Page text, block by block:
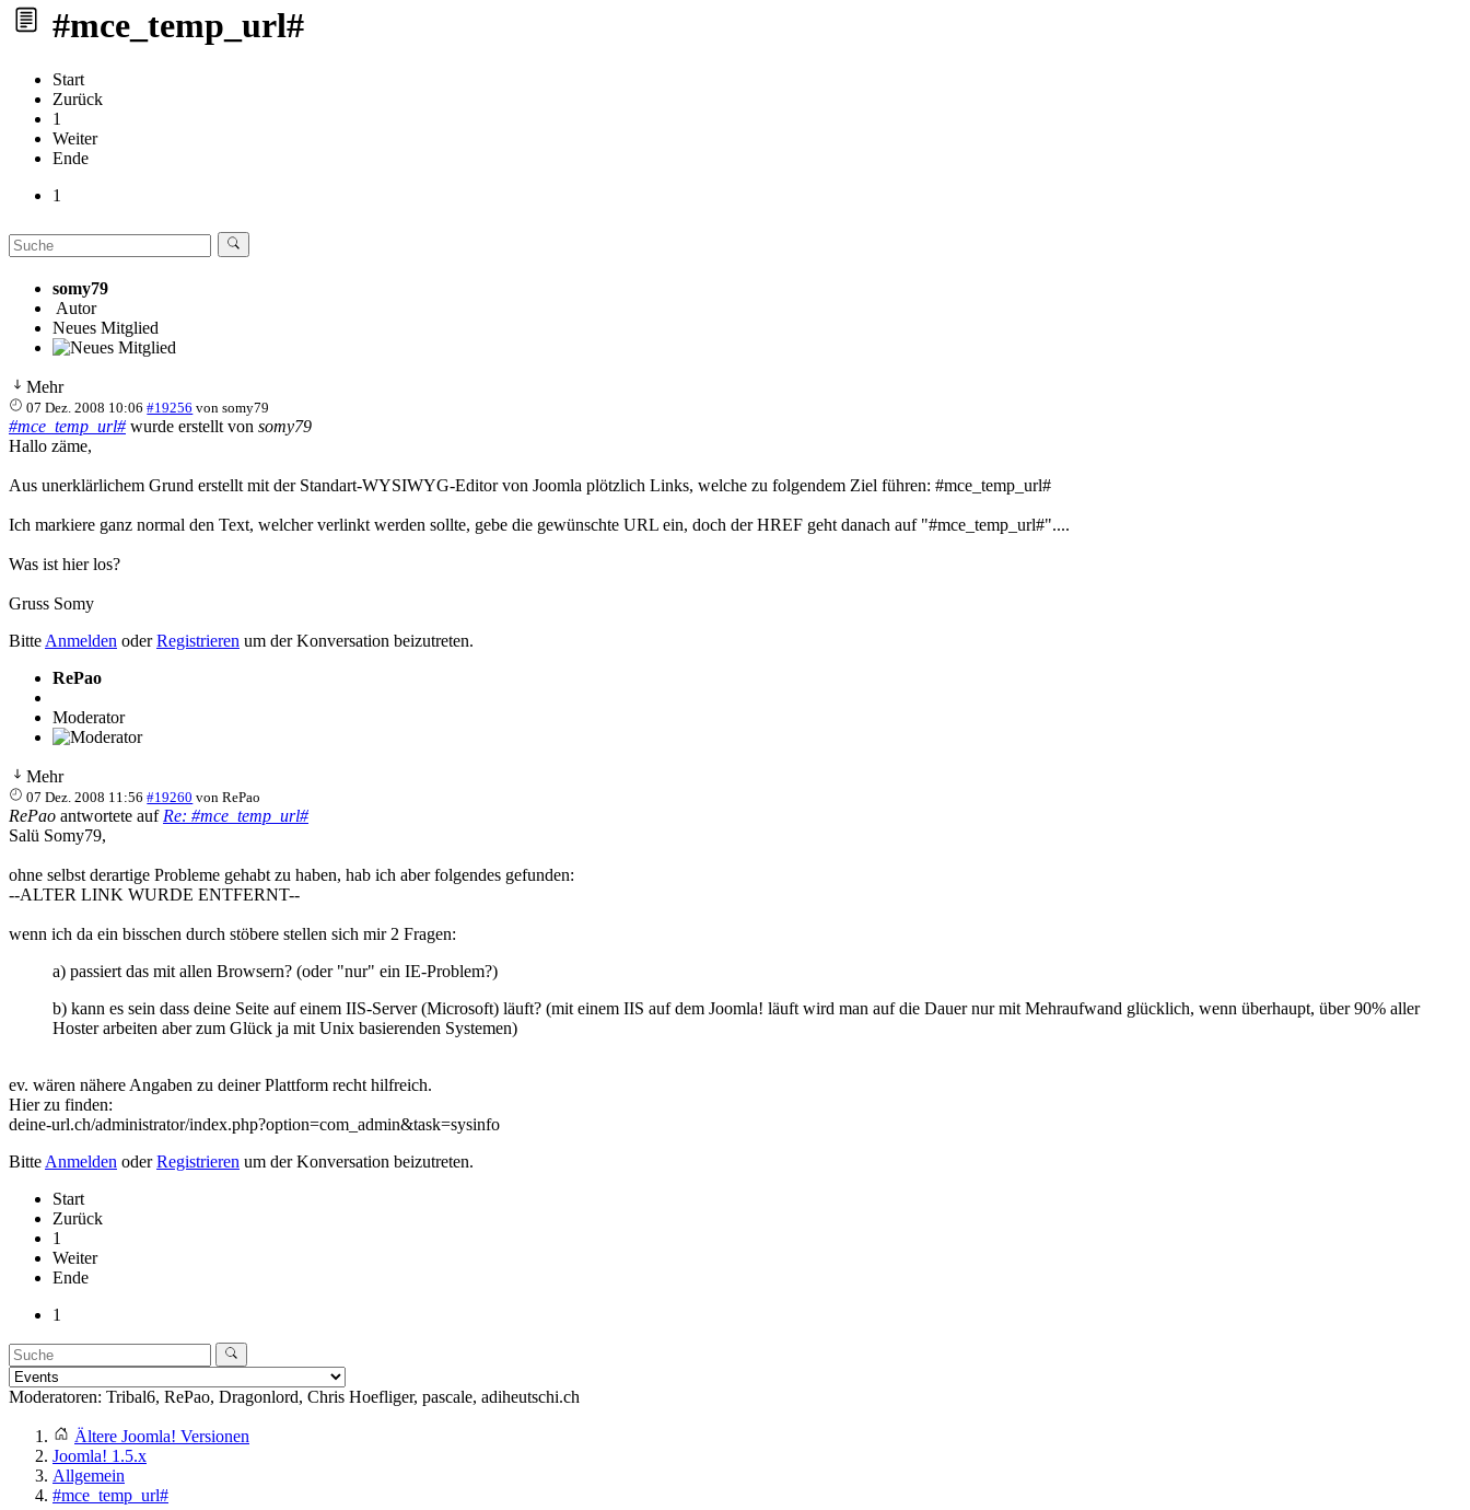
#mce_temp_url#
Start
Zurück
1
Weiter
Ende
1
somy79
Autor
Neues Mitglied
Mehr
07 Dez. 2008 10:06 #19256 vonsomy79
#mce_temp_url#wurde erstellt von somy79
Hallo zäme,
Aus unerklärlichem Grund erstellt mit der Standart-WYSIWYG-Editor von Joomla plötzlich Links, welche zu folgendem Ziel führen: #mce_temp_url#
Ich markiere ganz normal den Text, welcher verlinkt werden sollte, gebe die gewünschte URL ein, doch der HREF geht danach auf "#mce_temp_url#"....
Was ist hier los?
Gruss Somy
Bitte Anmelden oderRegistrieren um der Konversation beizutreten.
RePao
Moderator
Mehr
07 Dez. 2008 11:56 #19260 vonRePao
RePao antwortete auf Re: #mce_temp_url#
Salü Somy79,
ohne selbst derartige Probleme gehabt zu haben, hab ich aber folgendes gefunden:
--ALTER LINK WURDE ENTFERNT--
wenn ich da ein bisschen durch stöbere stellen sich mir 2 Fragen:
a) passiert das mit allen Browsern? (oder "nur" ein IE-Problem?)
b) kann es sein dass deine Seite auf einem IIS-Server (Microsoft) läuft? (mit einem IIS auf dem Joomla! läuft wird man auf die Dauer nur mit Mehraufwand glücklich, wenn überhaupt, über 90% aller
Hoster arbeiten aber zum Glück ja mit Unix basierenden Systemen)
ev. wären nähere Angaben zu deiner Plattform recht hilfreich.
Hier zu finden:
deine-url.ch/administrator/index.php?option=com_admin&task=sysinfo
Bitte Anmelden oderRegistrieren um der Konversation beizutreten.
Start
Zurück
1
Weiter
Ende
1
Moderatoren: Tribal6, RePao, Dragonlord, Chris Hoefliger, pascale, adiheutschi.ch
Ältere Joomla! Versionen
Joomla! 1.5.x
Allgemein
#mce_temp_url#